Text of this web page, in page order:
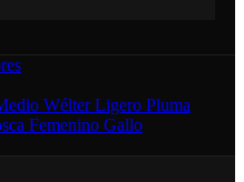
WélterLigero Pluma
Femenino Gallo